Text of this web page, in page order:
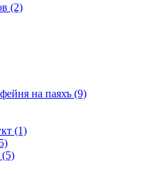
(2)
на паяхъ (9)
(1)
(5)